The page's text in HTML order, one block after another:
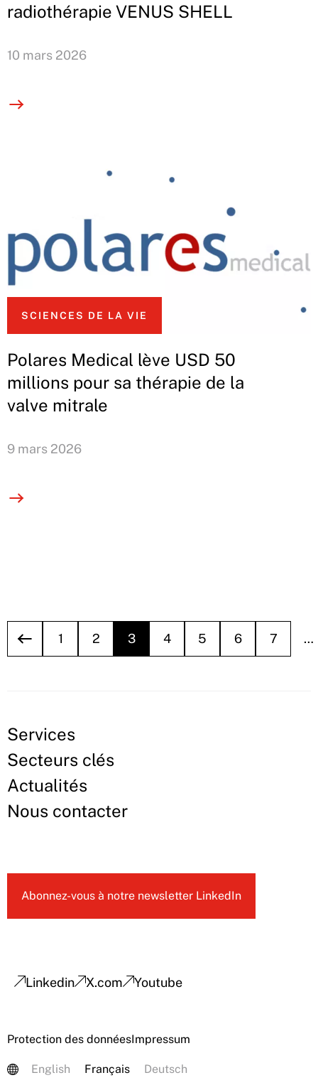
radiothérapie VENUS SHELL
10 mars 2026
SCIENCES DE LA VIE
Polares Medical lève USD 50
millions pour sa thérapie de la
valve mitrale
9 mars 2026
1 2 3 4 5 6 7 …
Services
Secteurs clés
Actualités
Nous contacter
Abonnez-vous à notre newsletter LinkedIn
Linkedin X.com Youtube
Protection des donnéesImpressum
English Français Deutsch